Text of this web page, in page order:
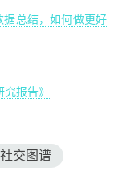
总结，如何做更好
报告》
社交图谱